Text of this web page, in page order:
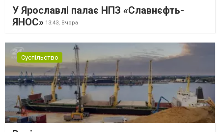
У Ярославлі палає НПЗ «Славнєфть-
ЯНОС» 13:43, Вчора
Суспільство